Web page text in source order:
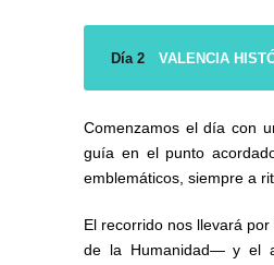
Día 2 VALENCIA
Comenzamos el día con
guía en el punto
emblemáticos, siempre a
El recorrido nos llevará
de la Humanidad— y el